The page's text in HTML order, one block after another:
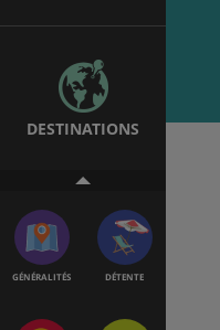
DESTINATIONS
GÉNÉRALITÉS DÉTENTE